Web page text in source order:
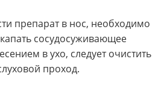
препарат в нос, необходимо
сосудосуживающее
в ухо, следует очистить
проход.